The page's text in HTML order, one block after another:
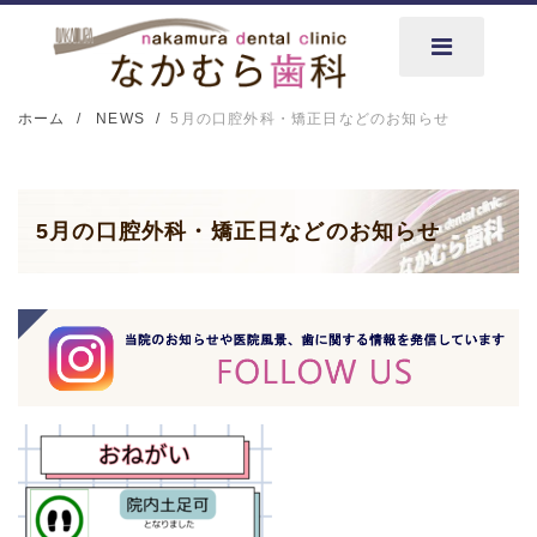
ホーム NEWS 5月の口腔外科・矯正日などのお知らせ
5月の口腔外科・矯正日などのお知らせ